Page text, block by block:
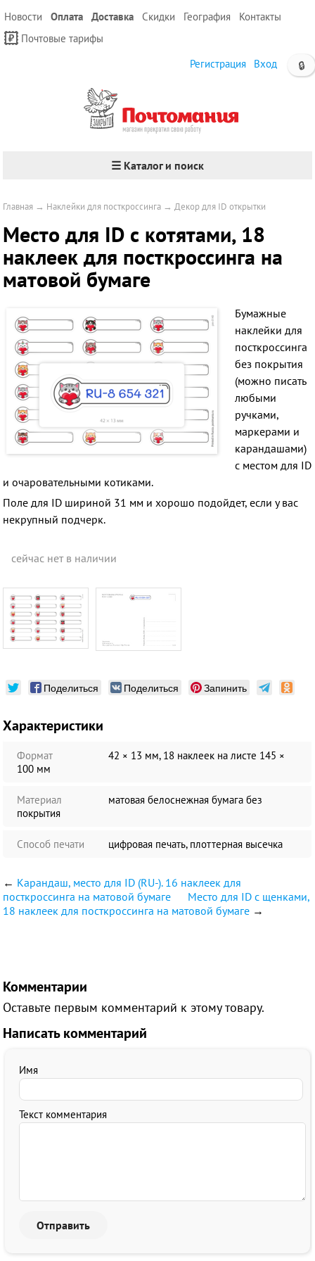
Новости Оплата Доставка Скидки География
Контакты
Почтовые тарифы
🔒
Регистрация Вход
☰ Каталог и поиск
Главная → Наклейки для посткроссинга →Декор для ID открытки
Место для ID с котятами, 18
наклеек для посткроссинга на
матовой бумаге
Бумажные
наклейки для
посткроссинга
без покрытия
(можно писать
любыми
ручками,
маркерами и
карандашами)
с местом для ID
и очаровательными котиками.
Поле для ID шириной 31 мм и хорошо подойдет, если у вас
некрупный подчерк.
сейчас нет в наличии
Поделиться Поделиться Запинить
Характеристики
Формат
42 × 13 мм, 18 наклеек на листе 145 ×
100 мм
Материал
матовая белоснежная бумага без
покрытия
Способ печати цифровая печать, плоттерная высечка
← Карандаш, место для ID (RU-). 16 наклеек для
посткроссинга на матовой бумаге
Место для ID с щенками,
18 наклеек для посткроссинга на матовой бумаге →
Комментарии
Оставьте первым комментарий к этому товару.
Написать комментарий
Имя
Текст комментария